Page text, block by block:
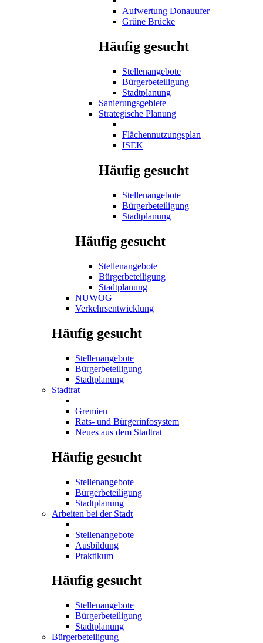
Aufwertung Donauufer
Grüne Brücke
Häufig gesucht
Stellenangebote
Bürgerbeteiligung
Stadtplanung
Sanierungsgebiete
Strategische Planung
Flächennutzungsplan
ISEK
Häufig gesucht
Stellenangebote
Bürgerbeteiligung
Stadtplanung
Häufig gesucht
Stellenangebote
Bürgerbeteiligung
Stadtplanung
NUWOG
Verkehrsentwicklung
Häufig gesucht
Stellenangebote
Bürgerbeteiligung
Stadtplanung
Stadtrat
Gremien
Rats- und Bürgerinfosystem
Neues aus dem Stadtrat
Häufig gesucht
Stellenangebote
Bürgerbeteiligung
Stadtplanung
Arbeiten bei der Stadt
Stellenangebote
Ausbildung
Praktikum
Häufig gesucht
Stellenangebote
Bürgerbeteiligung
Stadtplanung
Bürgerbeteiligung